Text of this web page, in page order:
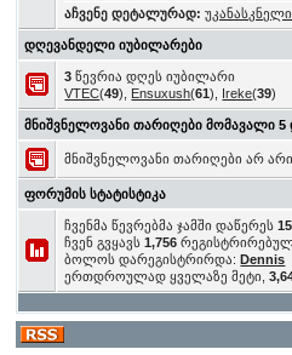
აჩვენე დეტალურად:
დღევანდელი იუბილარები
3 წევრია დღეს იუბილარი
VTEC(49), Ensuxush(61), Ireke(39)
მნიშვნელოვანი თარიღები მომავალი 5
მნიშვნელოვანი თარიღები არ
ფორუმის სტატისტიკა
ჩვენმა წევრებმა ჯამში დაწერეს
ჩვენ გვყავს1,756
ბოლოს დარეგისტრირდა:Dennis
ერთდროულად ყველაზე მეტი,